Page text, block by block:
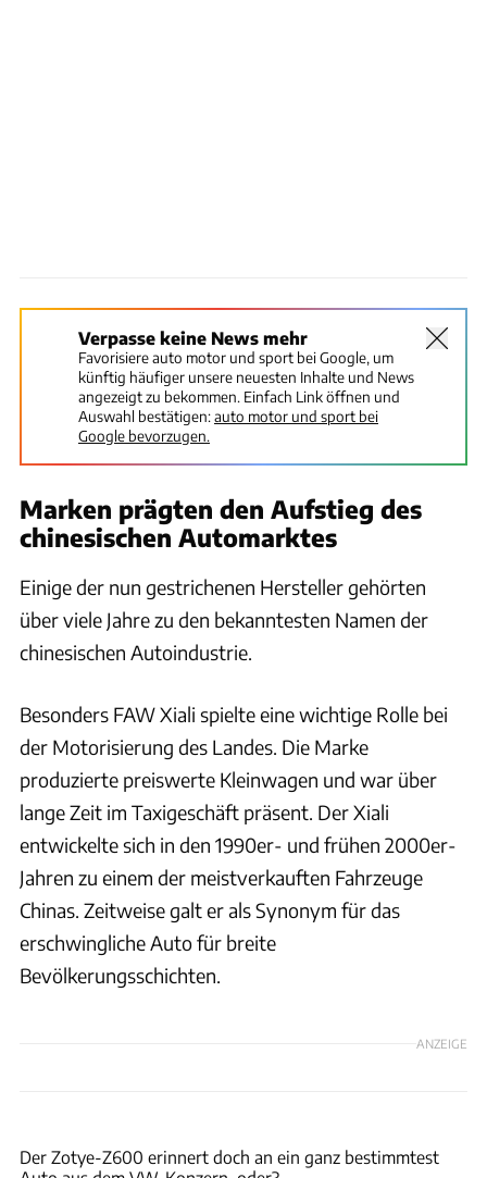
Verpasse keine News mehr
Favorisiere auto motor und sport bei Google, um
künftig häufiger unsere neuesten Inhalte und News
angezeigt zu bekommen. Einfach Link öffnen und
Auswahl bestätigen:auto motor und sport bei
Google bevorzugen.
Marken prägten den Aufstieg des
chinesischen Automarktes
Einige der nun gestrichenen Hersteller gehörten
über viele Jahre zu den bekanntesten Namen der
chinesischen Autoindustrie.
Besonders FAW Xiali spielte eine wichtige Rolle bei
der Motorisierung des Landes. Die Marke
produzierte preiswerte Kleinwagen und war über
lange Zeit im Taxigeschäft präsent. Der Xiali
entwickelte sich in den 1990er- und frühen 2000er-
Jahren zu einem der meistverkauften Fahrzeuge
Chinas. Zeitweise galt er als Synonym für das
erschwingliche Auto für breite
Bevölkerungsschichten.
ANZEIGE
Der Zotye-Z600 erinnert doch an ein ganz bestimmtest